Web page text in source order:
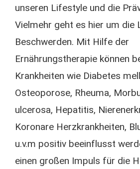
unseren Lifestyle und die
Vielmehr geht es hier um die
Beschwerden. Mit Hilfe der
Ernährungstherapie können
Krankheiten wie Diabetes
Osteoporose, Rheuma,
ulcerosa, Hepatitis,
Koronare Herzkrankheiten,
u.v.m positiv beeinflusst
einen großen Impuls für die